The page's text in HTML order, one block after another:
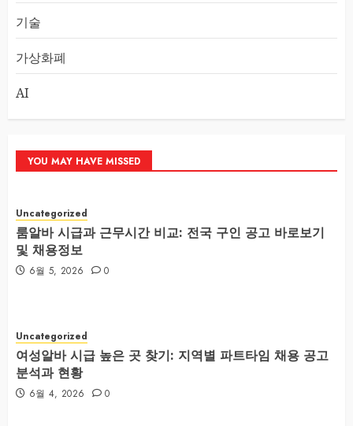
기술
가상화폐
AI
YOU MAY HAVE MISSED
Uncategorized
룸알바 시급과 근무시간 비교: 전국 구인 공고 바로보기
및 채용정보
6월 5, 2026 0
Uncategorized
여성알바 시급 높은 곳 찾기: 지역별 파트타임 채용 공고
분석과 현황
6월 4, 2026 0